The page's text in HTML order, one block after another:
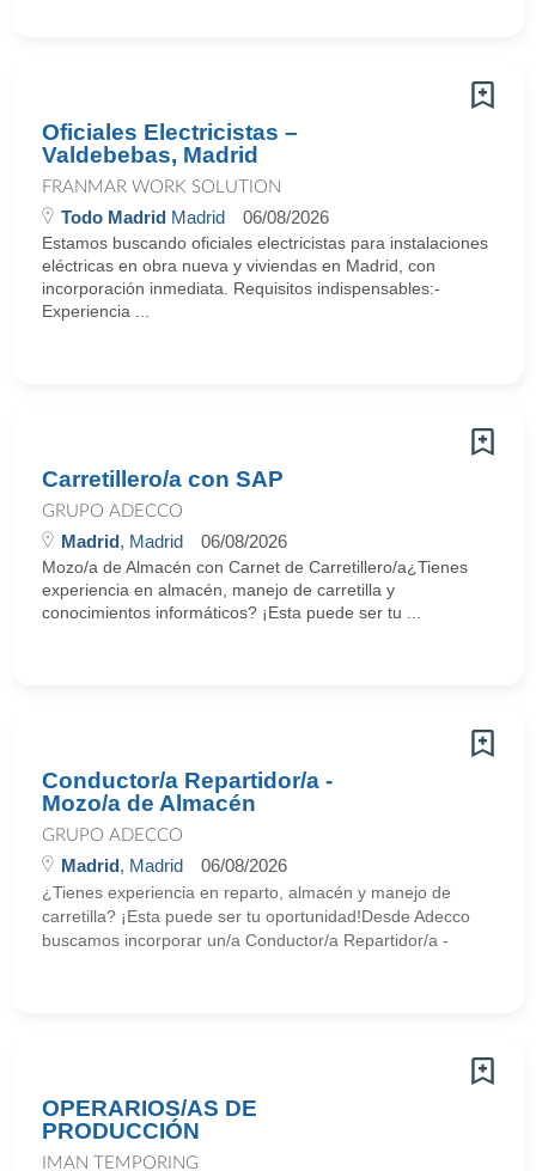
Oficiales Electricistas –
Valdebebas, Madrid
FRANMAR WORK SOLUTION
Todo Madrid Madrid 06/08/2026
Estamos buscando oficiales electricistas para instalaciones
eléctricas en obra nueva y viviendas en Madrid, con
incorporación inmediata. Requisitos indispensables:-
Experiencia ...
Carretillero/a con SAP
GRUPO ADECCO
Madrid, Madrid 06/08/2026
Mozo/a de Almacén con Carnet de Carretillero/a¿Tienes
experiencia en almacén, manejo de carretilla y
conocimientos informáticos? ¡Esta puede ser tu ...
Conductor/a Repartidor/a -
Mozo/a de Almacén
GRUPO ADECCO
Madrid, Madrid 06/08/2026
¿Tienes experiencia en reparto, almacén y manejo de
carretilla? ¡Esta puede ser tu oportunidad!Desde Adecco
buscamos incorporar un/a Conductor/a Repartidor/a -
OPERARIOS/AS DE
PRODUCCIÓN
IMAN TEMPORING